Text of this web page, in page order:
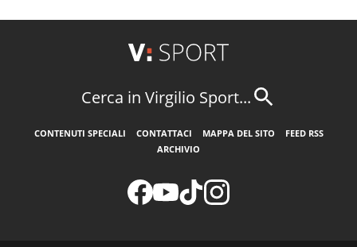
Cerca in Virgilio Sport...
CONTENUTI SPECIALI CONTATTACI MAPPA DEL SITO
FEED RSS
ARCHIVIO